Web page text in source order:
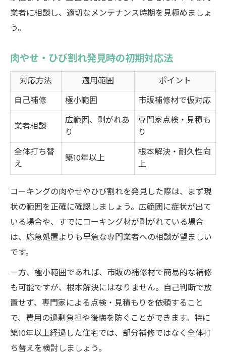
業者に相談し、適切なメンテナンス時期を見極めましょ
う。
肉やせ・ひび割れ発見時の初期対応法
対応方法 適用範囲
ポイント
自己補修
極小範囲
市販補修材で仮対応
業者相談
広範囲、剥がれあ
り
専門家点検・見積も
り
全体打ち替
え
築10年以上
根本解決・耐久性向
上
コーキングの肉やせやひび割れを発見した際は、まず現
状の範囲を正確に確認しましょう。広範囲に症状が出て
いる場合や、すでにコーキング材が剥がれている場合
は、応急処置よりも早急な専門業者への相談が望ましい
です。
一方、極小範囲であれば、市販の補修材で簡易的な補修
も可能ですが、根本解決にはなりません。自己判断で放
置せず、専門家による点検・見積もりを依頼すること
で、費用の過剰負担や後悔を防ぐことができます。特に
築10年以上経過した住宅では、部分補修ではなく全体打
ち替えを検討しましょう。